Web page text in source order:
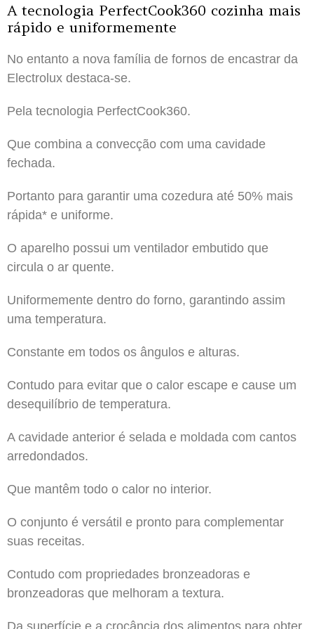
A tecnologia PerfectCook360 cozinha mais
rápido e uniformemente
No entanto a nova família de fornos de encastrar da
Electrolux destaca-se.
Pela tecnologia PerfectCook360.
Que combina a convecção com uma cavidade
fechada.
Portanto para garantir uma cozedura até 50% mais
rápida* e uniforme.
O aparelho possui um ventilador embutido que
circula o ar quente.
Uniformemente dentro do forno, garantindo assim
uma temperatura.
Constante em todos os ângulos e alturas.
Contudo para evitar que o calor escape e cause um
desequilíbrio de temperatura.
A cavidade anterior é selada e moldada com cantos
arredondados.
Que mantêm todo o calor no interior.
O conjunto é versátil e pronto para complementar
suas receitas.
Contudo com propriedades bronzeadoras e
bronzeadoras que melhoram a textura.
Da superfície e a crocância dos alimentos para obter